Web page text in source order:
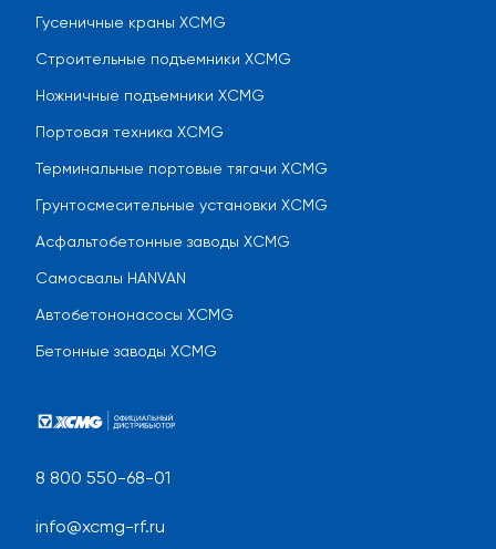
8 800 550-68-01
info@xcmg-rf.ru
Гусеничные краны XCMG
Строительные подъемники XCMG
Ножничные подъемники XCMG
Портовая техника XCMG
Терминальные портовые тягачи XCMG
Грунтосмесительные установки XCMG
Асфальтобетонные заводы XCMG
Самосвалы HANVAN
Автобетононасосы XCMG
Бетонные заводы XCMG